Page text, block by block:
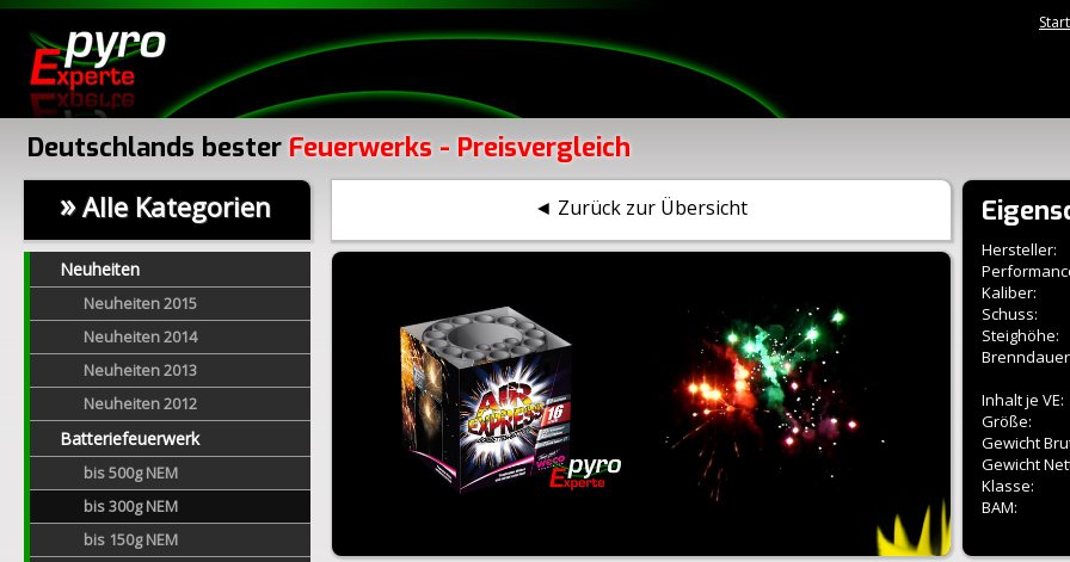
Deutschlands bester Feuerwerks - Preisvergleich
»Alle Kategorien
Neuheiten
Neuheiten 2015
Neuheiten 2014
Neuheiten 2013
Neuheiten 2012
Batteriefeuerwerk
bis 500g NEM
bis 300g NEM
bis 150g NEM
◄ Zurück zur Übersicht
Hersteller:
Kaliber:
Schuss:
Steighöhe:
Inhalt je VE:
Größe:
Gewicht
Gewicht
Klasse:
BAM: